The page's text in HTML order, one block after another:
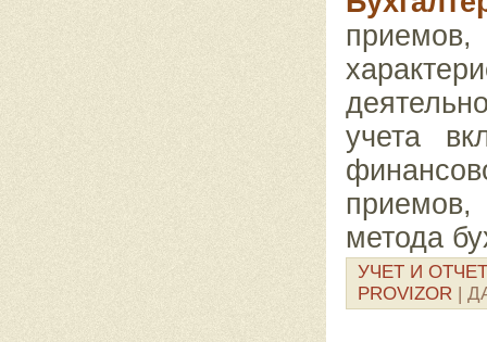
учета
метода
УЧЕТ И
PROVIZOR |